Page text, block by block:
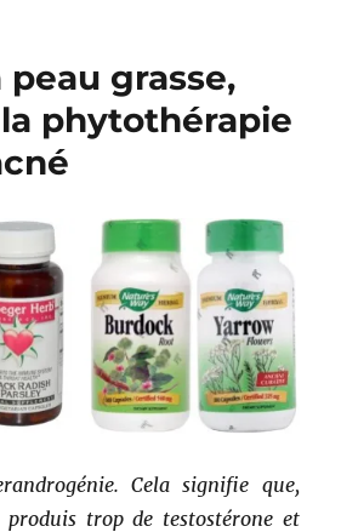
peau grasse,
phytothérapie
Cela signifie que,
trop de testostérone et